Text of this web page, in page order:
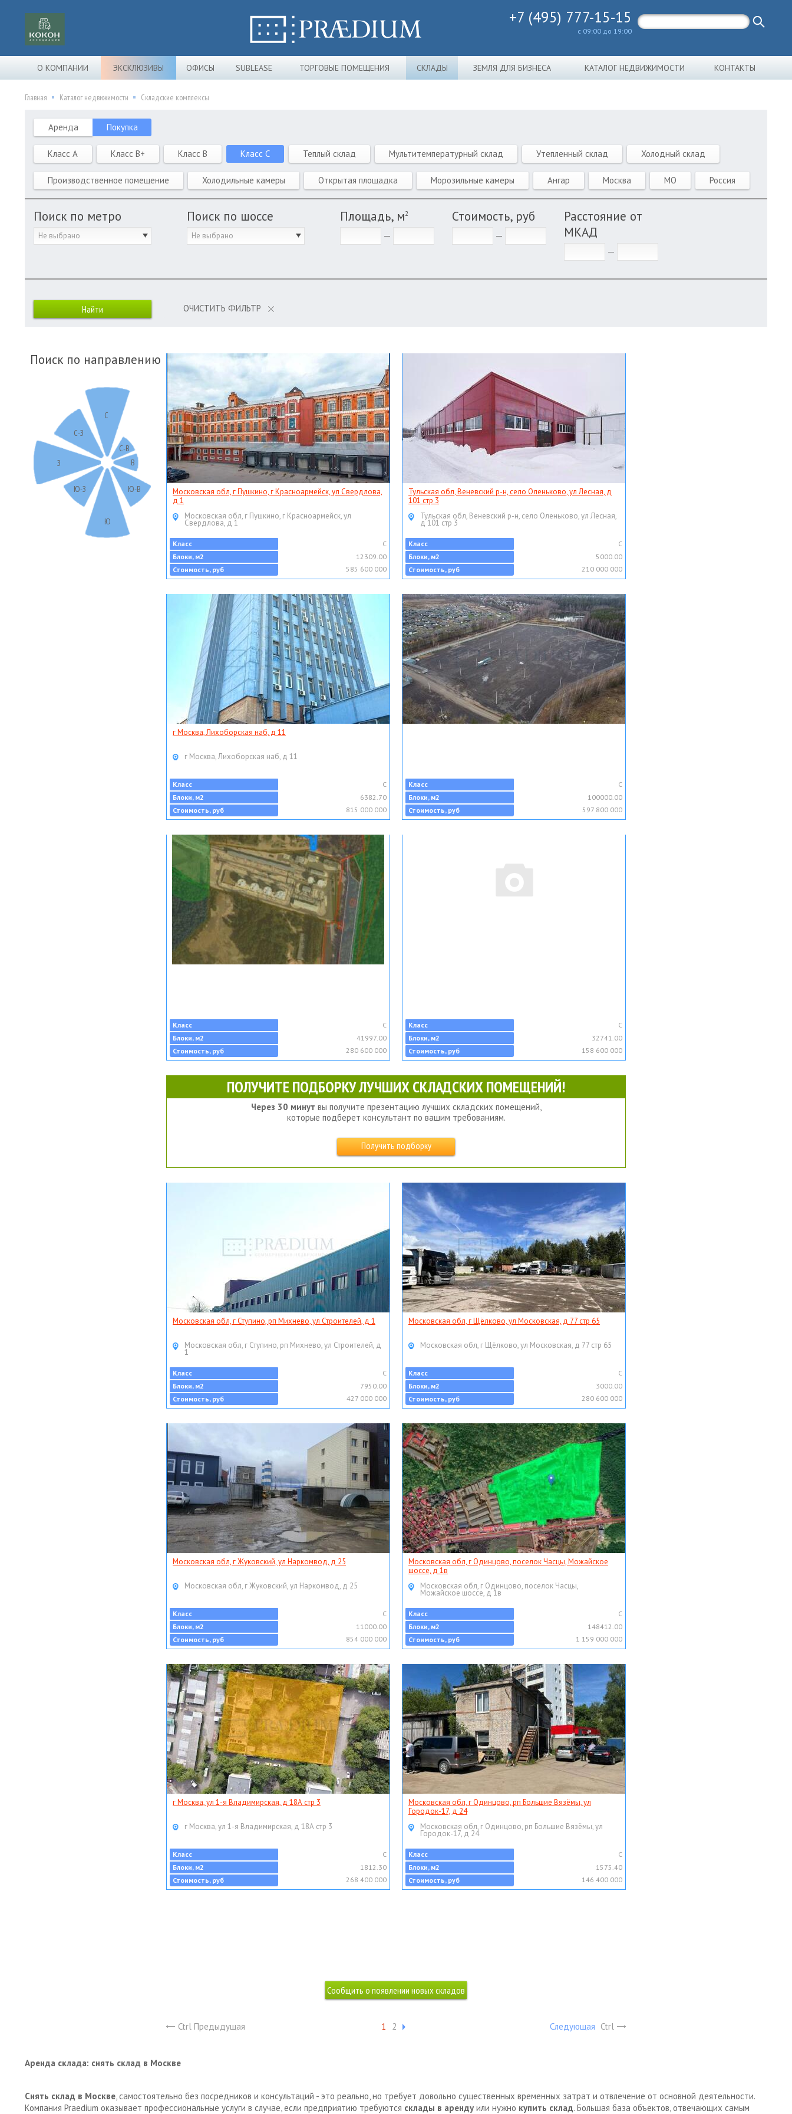
+7 (495) 777-15-15
с 09:00 до 19:00
О КОМПАНИИ ЭКСКЛЮЗИВЫ ОФИСЫ SUBLEASE ТОРГОВЫЕ ПОМЕЩЕНИЯ СКЛАДЫ ЗЕМЛЯ ДЛЯ БИЗНЕСА КАТАЛОГ НЕДВИЖИМОСТИ КОНТАКТЫ
Главная Каталог недвижимости Складские комплексы
Аренда Покупка
Класс A Класс B+ Класс B Класс C Теплый склад Мультитемпературный склад Утепленный склад Холодный склад
Производственное помещение Холодильные камеры Открытая площадка Морозильные камеры Ангар Москва МО Россия
Поиск по метро
Не выбрано
Поиск по шоссе
Не выбрано
Площадь, м2 Стоимость, руб
Расстояние от
МКАД
ОЧИСТИТЬ ФИЛЬТР
Поиск по направлению
С
С-В
В
Ю-В
Ю
Ю-З
З
С-З
Московская обл, г Пушкино, г Красноармейск, ул Свердлова,
д 1
Московская обл, г Пушкино, г Красноармейск, ул
Свердлова, д 1
Класс
C
Блоки, м2
12309.00
Стоимость, руб
585 600 000
Тульская обл, Веневский р-н, село Оленьково, ул Лесная, д
101 стр 3
Тульская обл, Веневский р-н, село Оленьково, ул Лесная,
д 101 стр 3
Класс
C
Блоки, м2
5000.00
Стоимость, руб
210 000 000
г Москва, Лихоборская наб, д 11
г Москва, Лихоборская наб, д 11
Класс
C
Блоки, м2
6382.70
Стоимость, руб
815 000 000
Класс
C
Блоки, м2
100000.00
Стоимость, руб
597 800 000
Класс
C
Блоки, м2
41997.00
Стоимость, руб
280 600 000
Класс
C
Блоки, м2
32741.00
Стоимость, руб
158 600 000
ПОЛУЧИТЕ ПОДБОРКУ ЛУЧШИХ СКЛАДСКИХ ПОМЕЩЕНИЙ!
Через 30 минут вы получите презентацию лучших складских помещений,
которые подберет консультант по вашим требованиям.
Получить подборку
Московская обл, г Ступино, рп Михнево, ул Строителей, д 1
Московская обл, г Ступино, рп Михнево, ул Строителей, д
1
Класс
C
Блоки, м2
7950.00
Стоимость, руб
427 000 000
Московская обл, г Щёлково, ул Московская, д 77 стр 65
Московская обл, г Щёлково, ул Московская, д 77 стр 65
Класс
C
Блоки, м2
3000.00
Стоимость, руб
280 600 000
Московская обл, г Жуковский, ул Наркомвод, д 25
Московская обл, г Жуковский, ул Наркомвод, д 25
Класс
C
Блоки, м2
11000.00
Стоимость, руб
854 000 000
Московская обл, г Одинцово, поселок Часцы, Можайское
шоссе, д 1в
Московская обл, г Одинцово, поселок Часцы,
Можайское шоссе, д 1в
Класс
C
Блоки, м2
148412.00
Стоимость, руб
1 159 000 000
г Москва, ул 1-я Владимирская, д 18А стр 3
г Москва, ул 1-я Владимирская, д 18А стр 3
Класс
C
Блоки, м2
1812.30
Стоимость, руб
268 400 000
Московская обл, г Одинцово, рп Большие Вязёмы, ул
Городок-17, д 24
Московская обл, г Одинцово, рп Большие Вязёмы, ул
Городок-17, д 24
Класс
C
Блоки, м2
1575.40
Стоимость, руб
146 400 000
Ctrl Предыдущая 1 2 Следующая Ctrl
Аренда склада: снять склад в Москве
Снять склад в Москве, самостоятельно без посредников и консультаций - это реально, но требует довольно существенных временных затрат и отвлечение от основной деятельности.
Компания Praedium оказывает профессиональные услуги в случае, если предприятию требуются склады в аренду или нужно купить склад. Большая база объектов, отвечающих самым